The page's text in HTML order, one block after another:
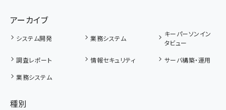
アーカイブ
システム開発 業務システム
キーパーソンイン
タビュー
調査レポート
情報セキュリティ
サーバ構築・運用
業務システム
種別